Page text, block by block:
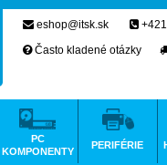
eshop@itsk.sk
Často kladené otázky
PC
KOMPONENTY
PERIFÉRIE